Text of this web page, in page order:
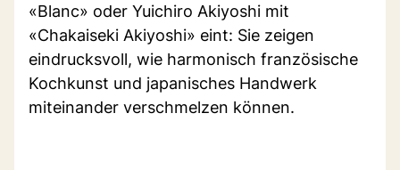
«Blanc» oder Yuichiro Akiyoshi mit
«Chakaiseki Akiyoshi» eint: Sie zeigen
eindrucksvoll, wie harmonisch französische
Kochkunst und japanisches Handwerk
miteinander verschmelzen können.